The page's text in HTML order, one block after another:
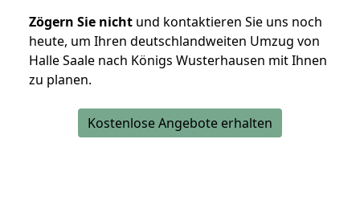
Zögern Sie nicht und kontaktieren Sie uns noch
heute, um Ihren deutschlandweiten Umzug von
Halle Saale nach Königs Wusterhausen mit Ihnen
zu planen.
Kostenlose Angebote erhalten